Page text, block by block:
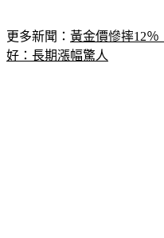
好：長期漲幅驚人